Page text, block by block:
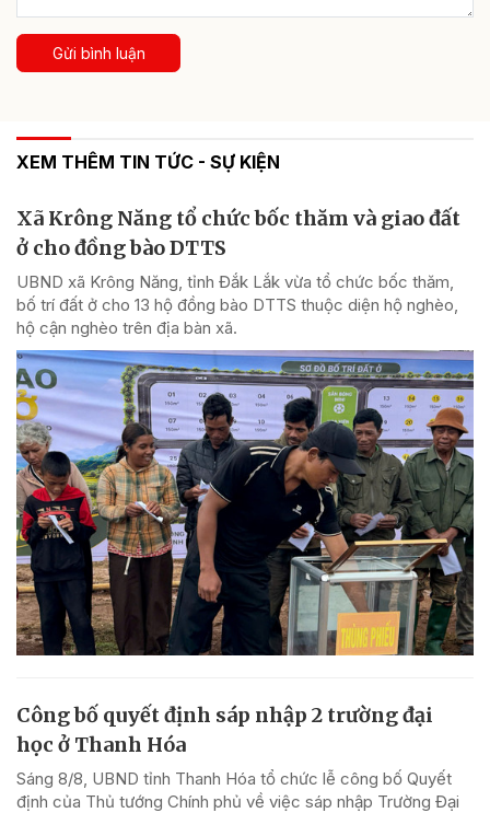
Gửi bình luận
XEM THÊM TIN TỨC - SỰ KIỆN
Xã Krông Năng tổ chức bốc thăm và giao đất
ở cho đồng bào DTTS
UBND xã Krông Năng, tỉnh Đắk Lắk vừa tổ chức bốc thăm,
bố trí đất ở cho 13 hộ đồng bào DTTS thuộc diện hộ nghèo,
hộ cận nghèo trên địa bàn xã.
Công bố quyết định sáp nhập 2 trường đại
học ở Thanh Hóa
Sáng 8/8, UBND tỉnh Thanh Hóa tổ chức lễ công bố Quyết
định của Thủ tướng Chính phủ về việc sáp nhập Trường Đại